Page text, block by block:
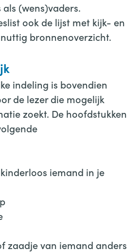
(wens)vaders.
ook de lijst met kijk- en
bronnenoverzicht.
indeling is bovendien
de lezer die mogelijk
zoekt. De hoofdstukken
iemand in je
hulp
zaadje van iemand anders